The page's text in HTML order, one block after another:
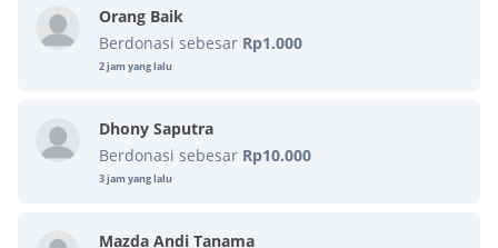
Orang Baik
Berdonasi sebesar Rp1.000
2 jam yang lalu
Dhony Saputra
Berdonasi sebesar Rp10.000
3 jam yang lalu
Mazda Andi Tanama